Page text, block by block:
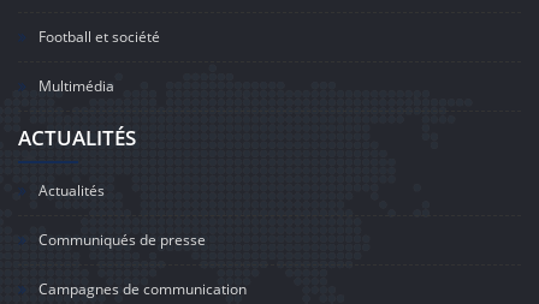
Football et société
Multimédia
ACTUALITÉS
Actualités
Communiqués de presse
Campagnes de communication